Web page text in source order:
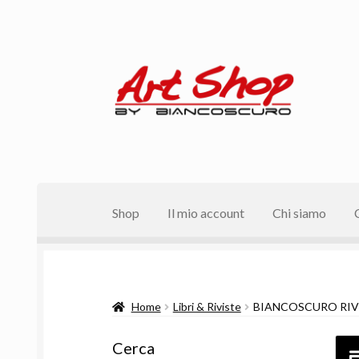
alla
navigazione
contenuto
Shop Il mio account Chi siamo
Home Libri & Riviste BIANCOSCURO
Cerca